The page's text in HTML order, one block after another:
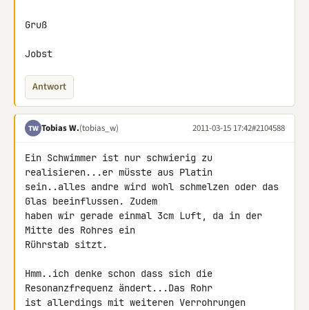
Gruß
Jobst
Antwort
TW Tobias W.(tobias_w) 2011-03-15 17:42#2104588
Ein Schwimmer ist nur schwierig zu
realisieren...er müsste aus Platin
sein..alles andre wird wohl schmelzen oder das
Glas beeinflussen. Zudem
haben wir gerade einmal 3cm Luft, da in der
Mitte des Rohres ein
Rührstab sitzt.
Hmm..ich denke schon dass sich die
Resonanzfrequenz ändert...Das Rohr
ist allerdings mit weiteren Verrohrungen